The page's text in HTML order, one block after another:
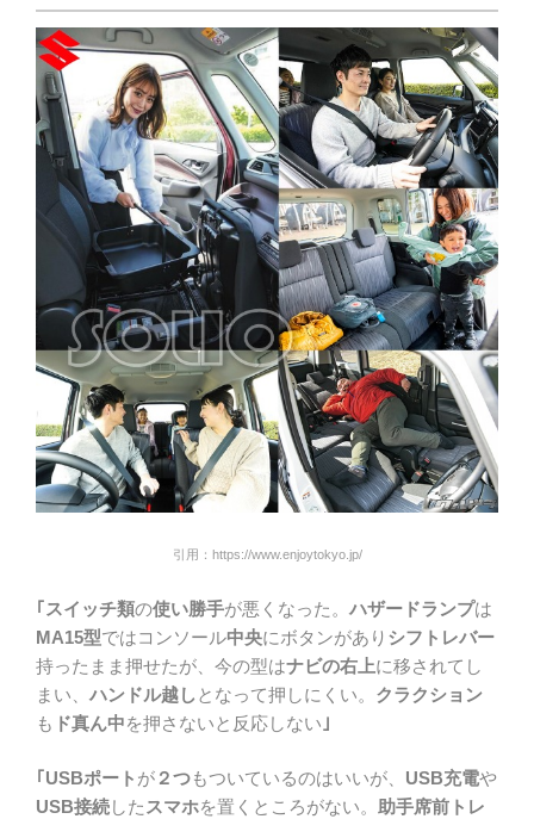
引用：https://www.enjoytokyo.jp/
｢スイッチ類の使い勝手が悪くなった。 ハザードランプは
MA15型ではコンソール中央にボタンがあり シフトレバー
持ったまま押せたが、今の型はナビの右上に移されてし
まい、 ハンドル越し となって押しにくい。 クラクション
も ド真ん中を押さないと反応しない ｣
｢USBポート が ２つもついているのはいいが、 USB充電や
USB接続した スマホを置くところがない。
助手席前トレ